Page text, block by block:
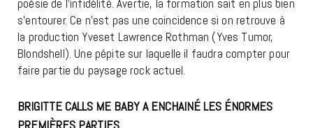
poésie de l’infidélité. Avertie, la formation sait en plus bien
s’entourer. Ce n’est pas une coincidence si on retrouve à
la production Yveset Lawrence Rothman (Yves Tumor,
Blondshell). Une pépite sur laquelle il faudra compter pour
faire partie du paysage rock actuel.
BRIGITTE CALLS ME BABY A ENCHAINÉ LES ÉNORMES